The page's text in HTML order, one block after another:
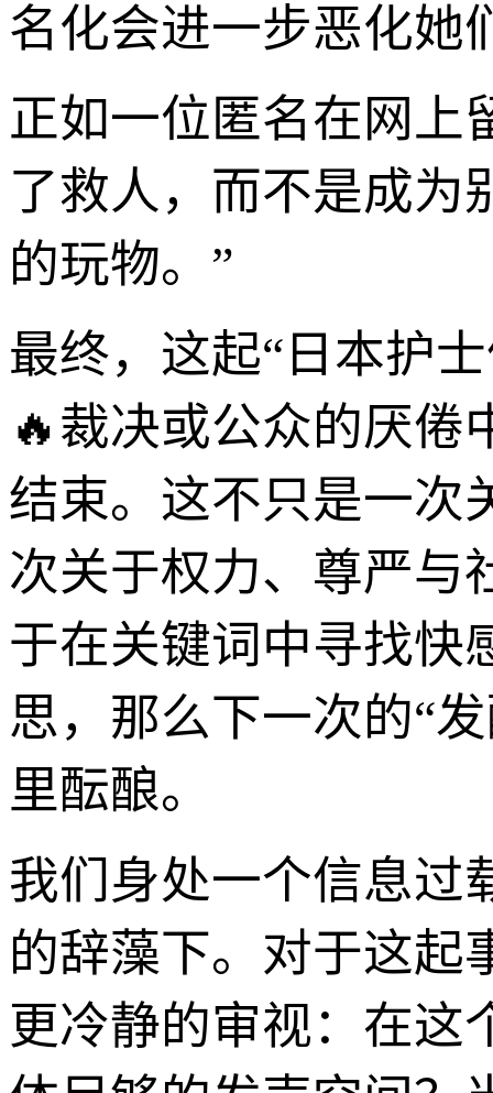
名化会进一步恶化她
正如一位匿名在网上
了救人，而不是成为
的玩物。”
最终，这起“日本护
🔥裁决或公众的厌倦
结束。这不只是一次
次关于权力、尊严与
于在关键词中寻找快
思，那么下一次的“
里酝酿。
我们身处一个信息过
的辞藻下。对于这起
更冷静的审视：在这